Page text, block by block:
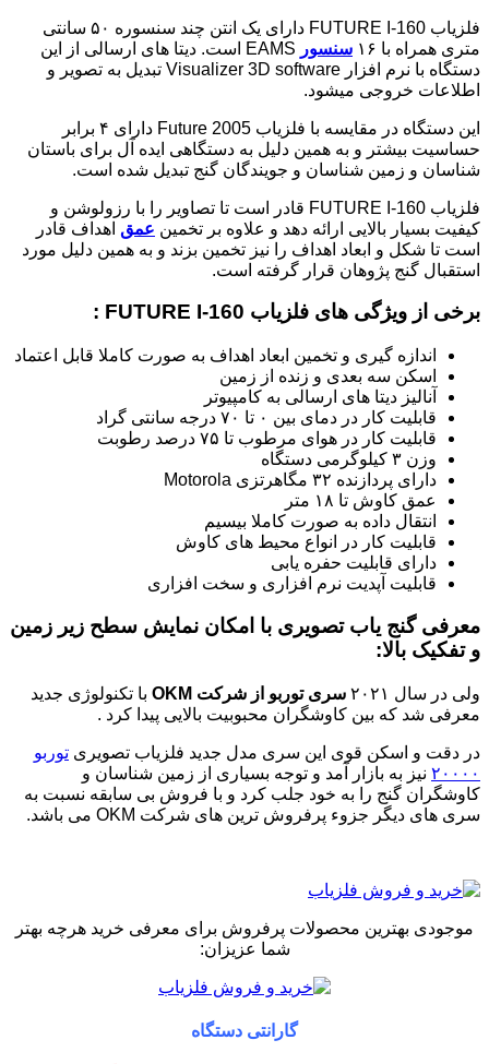
فلزیاب FUTURE I-160 دارای یک انتن چند سنسوره ۵۰ سانتی
متری همراه با ۱۶
سنسور
EAMS است. دیتا های ارسالی از این
دستگاه با نرم افزار Visualizer 3D software تبدیل به تصویر و
اطلاعات خروجی میشود.
این دستگاه در مقایسه با فلزیاب Future 2005 دارای ۴ برابر
حساسیت بیشتر و به همین دلیل به دستگاهی ایده آل برای باستان
شناسان و زمین شناسان و جویندگان گنج تبدیل شده است.
فلزیاب FUTURE I-160 قادر است تا تصاویر را با رزولوشن و
کیفیت بسیار بالایی ارائه دهد و علاوه بر تخمین عمق اهداف قادر
است تا شکل و ابعاد اهداف را نیز تخمین بزند و به همین دلیل مورد
استقبال گنج پژوهان قرار گرفته است.
برخی از ویژگی های فلزیاب FUTURE I-160 :
اندازه گیری و تخمین ابعاد اهداف به صورت کاملا قابل اعتماد
اسکن سه بعدی و زنده از زمین
آنالیز دیتا های ارسالی به کامپیوتر
قابلیت کار در دمای بین ۰ تا ۷۰ درجه سانتی گراد
قابلیت کار در هوای مرطوب تا ۷۵ درصد رطوبت
وزن ۳ کیلوگرمی دستگاه
دارای پردازنده ۳۲ مگاهرتزی Motorola
عمق کاوش تا ۱۸ متر
انتقال داده به صورت کاملا بیسیم
قابلیت کار در انواع محیط های کاوش
دارای قابلیت حفره یابی
قابلیت آپدیت نرم افزاری و سخت افزاری
معرفی گنج یاب تصویری با امکان نمایش سطح زیر زمین
و تفکیک بالا:
ولی در سال ۲۰۲۱ سری توربو از شرکت OKM
با تکنولوژی جدید
معرفی شد که بین کاوشگران محبوبیت بالایی پیدا کرد .
در دقت و اسکن قوی این سری مدل جدید فلزیاب تصویری توربو
۲۰۰۰۰ نیز به بازار آمد و توجه بسیاری از زمین شناسان و
کاوشگران گنج را به خود جلب کرد و با فروش بی سابقه نسبت به
سری های دیگر جزوء پرفروش ترین های شرکت OKM می باشد.
موجودی بهترین محصولات پرفروش برای معرفی خرید هرچه بهتر
شما عزیزان:
گارانتی دستگاه